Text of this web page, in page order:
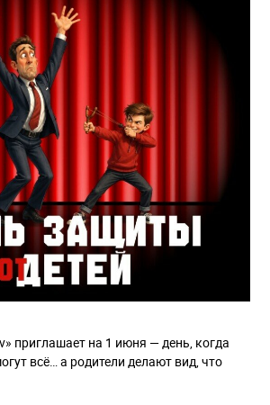
приглашает на 1 июня — день, когда
всё… а родители делают вид, что